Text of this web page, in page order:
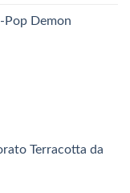
Pop Demon
Terracotta da